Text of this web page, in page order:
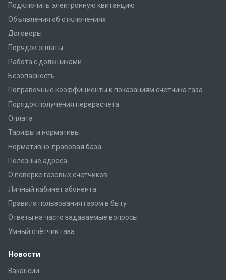
Подключить электронную квитанцию
Объявления об отключениях
Договоры
Порядок оплаты
Работа с должниками
Безопасность
Поправочные коэффициенты к показаниям счетчика газа
Порядок получения перерасчета
Оплата
Тарифы и нормативы
Нормативно-правовая база
Полезные адреса
О поверке газовых счетчиков
Личный кабинет абонента
Правила пользования газом в быту
Ответы на часто задаваемые вопросы
Умный счётчик газа
Новости
Вакансии